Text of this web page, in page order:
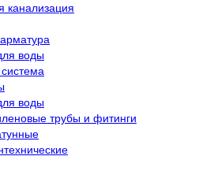
канализация
воды
воды
трубы и фитинги